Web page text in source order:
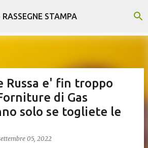
ai contenuti principali
STAMPA
Russa e' fin troppo
di Gas
solo se togliete le
05, 2022